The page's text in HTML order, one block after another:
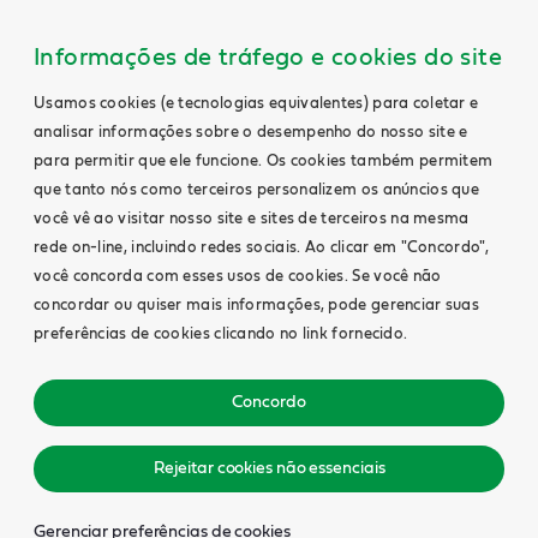
Informações de tráfego e cookies do site
Usamos cookies (e tecnologias equivalentes) para coletar e
analisar informações sobre o desempenho do nosso site e
para permitir que ele funcione. Os cookies também permitem
que tanto nós como terceiros personalizem os anúncios que
você vê ao visitar nosso site e sites de terceiros na mesma
rede on-line, incluindo redes sociais. Ao clicar em "Concordo",
você concorda com esses usos de cookies. Se você não
concordar ou quiser mais informações, pode gerenciar suas
preferências de cookies clicando no link fornecido.
Concordo
Rejeitar cookies não essenciais
Gerenciar preferências de cookies